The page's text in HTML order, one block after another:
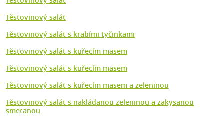
Těstovinový salát
Těstovinový salát s krabími tyčinkami
Těstovinový salát s kuřecím masem
Těstovinový salát s kuřecím masem
Těstovinový salát s kuřecím masem a zeleninou
Těstovinový salát s nakládanou zeleninou a zakysanou
smetanou